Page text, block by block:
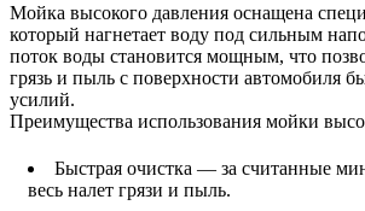
Мойка высокого давления оснащена
который нагнетает воду под сильным
поток воды становится мощным, что
грязь и пыль с поверхности автомобиля
усилий.
Преимущества использования мойки
Быстрая очистка — за считанные
весь налет грязи и пыль.